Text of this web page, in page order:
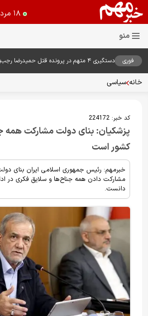
۱۸ مرداد ۱۴۰۵
فوری
دستگیری ۴ متهم در پرونده قتل حمیدرضا
خانه سیاسی
کد خبر: 224172
پزشکیان: بنای دولت مشارکت همه
کشور است
خبرمهم: رئیس جمهوری اسلامی ایران بنای
مشارکت دادن همه جناح‌ها و سلایق فکری در
دانست.